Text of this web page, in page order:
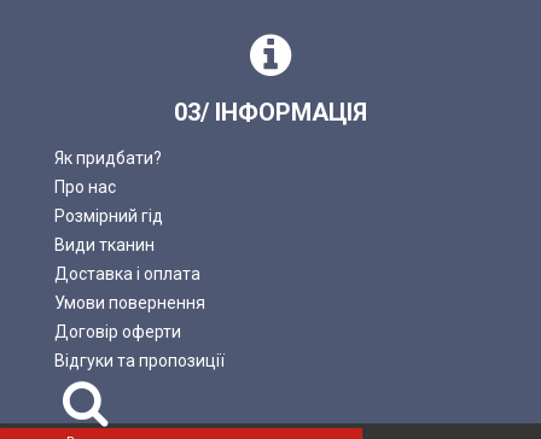
03/ ІНФОРМАЦІЯ
Як придбати?
Про нас
Розмірний гід
Види тканин
Доставка і оплата
Умови повернення
Договір оферти
Відгуки та пропозиції